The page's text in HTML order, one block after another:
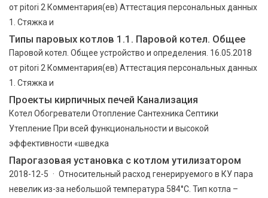
от pitori 2 Комментария(ев) Аттестация персональных данных
1. Стяжка и
Типы паровых котлов 1.1. Паровой котел. Общее
Паровой котел. Общее устройство и определения. 16.05.2018
от pitori 2 Комментария(ев) Аттестация персональных данных
1. Стяжка и
Проекты кирпичных печей Канализация
Котел Обогреватели Отопление Сантехника Септики
Утепление При всей функциональности и высокой
эффективности «шведка
Парогазовая установка с котлом утилизатором
2018-12-5 · Относительный расход генерируемого в КУ пара
невелик из-за небольшой температура 584°С. Тип котла –